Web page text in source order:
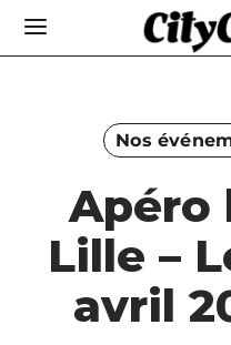
Nos
Apéro
Lille –
avril